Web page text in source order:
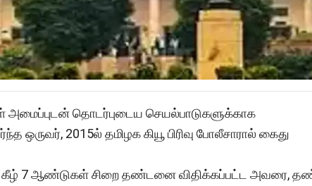
அமைப்புடன் தொடர்புடைய செயல்பாடுகளுக்காக
ஒருவர், 2015ல் தமிழக கியூ பிரிவு போலீசாரால் கைது
கீழ் 7 ஆண்டுகள் சிறை தண்டனை விதிக்கப்பட்ட அவரை,